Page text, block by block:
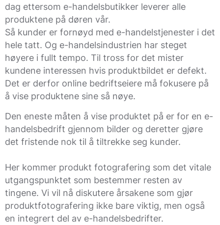
dag ettersom e-handelsbutikker leverer alle
produktene på døren vår.
Så kunder er fornøyd med e-handelstjenester i det
hele tatt. Og e-handelsindustrien har steget
høyere i fullt tempo. Til tross for det mister
kundene interessen hvis produktbildet er defekt.
Det er derfor online bedriftseiere må fokusere på
å vise produktene sine så nøye.
Den eneste måten å vise produktet på er for en e-
handelsbedrift gjennom bilder og deretter gjøre
det fristende nok til å tiltrekke seg kunder.
Her kommer produkt fotografering som det vitale
utgangspunktet som bestemmer resten av
tingene. Vi vil nå diskutere årsakene som gjør
produktfotografering ikke bare viktig, men også
en integrert del av e-handelsbedrifter.